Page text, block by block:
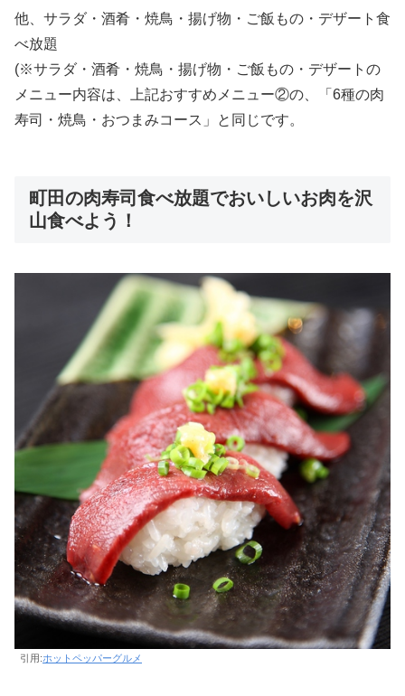
他、サラダ・酒肴・焼鳥・揚げ物・ご飯もの・デザート食
べ放題
(※サラダ・酒肴・焼鳥・揚げ物・ご飯もの・デザートの
メニュー内容は、上記おすすめメニュー②の、「6種の肉
寿司・焼鳥・おつまみコース」と同じです。
町田の肉寿司食べ放題でおいしいお肉を沢
山食べよう！
引用:ホットペッパーグルメ